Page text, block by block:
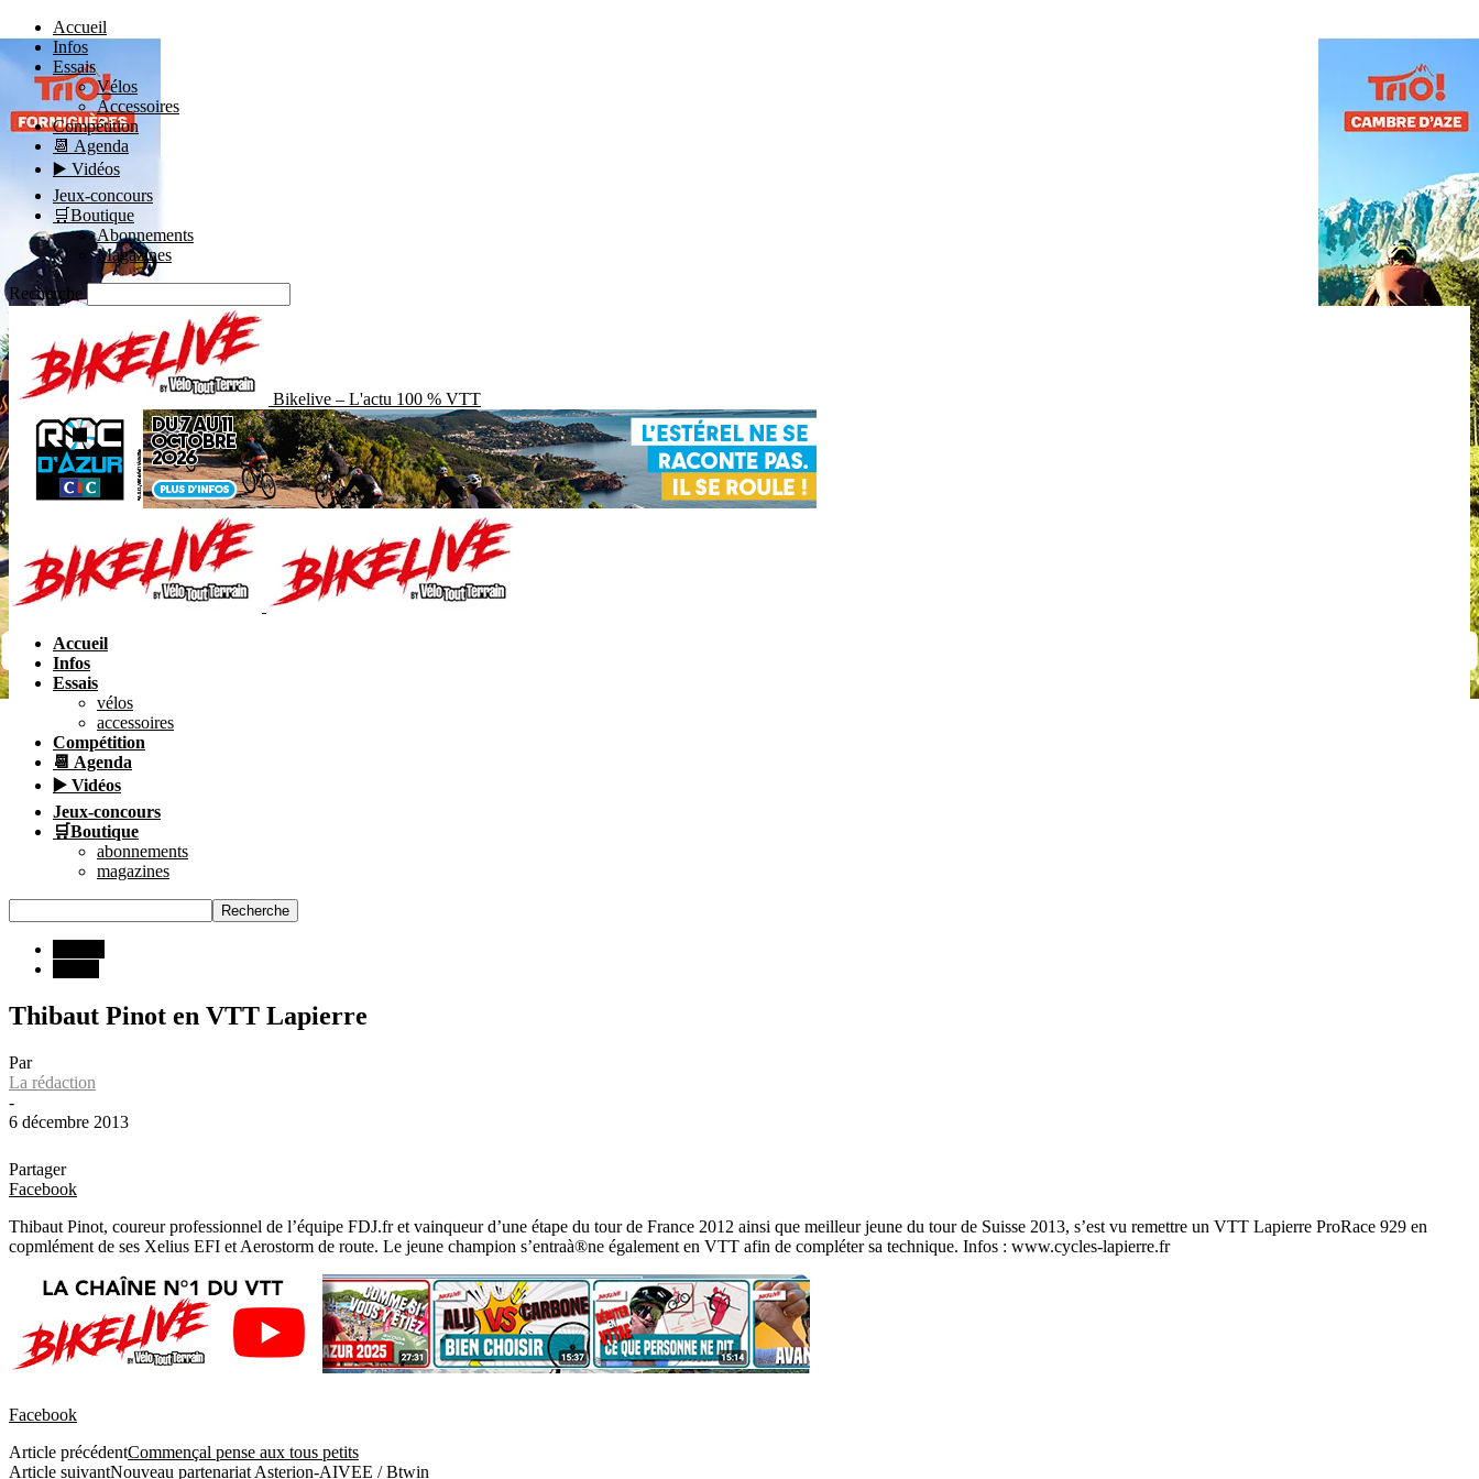
Accueil
Infos
Essais
Vélos
Accessoires
Compétition
📆 Agenda
▶️ Vidéos
Jeux-concours
🛒Boutique
Abonnements
Magazines
Recherche
Bikelive – L'actu 100 % VTT
Accueil
Infos
Essais
vélos
accessoires
Compétition
📆 Agenda
▶️ Vidéos
Jeux-concours
🛒Boutique
abonnements
magazines
Thibaut Pinot en VTT Lapierre
Par
La rédaction
-
6 décembre 2013
Partager
Facebook
Thibaut Pinot, coureur professionnel de l’équipe FDJ.fr et vainqueur d’une étape du tour de France 2012 ainsi que meilleur jeune du tour de Suisse 2013, s’est vu remettre un VTT Lapierre ProRace 929 en
copmlément de ses Xelius EFI et Aerostorm de route. Le jeune champion s’entraà®ne également en VTT afin de compléter sa technique. Infos : www.cycles-lapierre.fr
Facebook
Article précédentCommençal pense aux tous petits
Article suivantNouveau partenariat Asterion-AIVEE / Btwin